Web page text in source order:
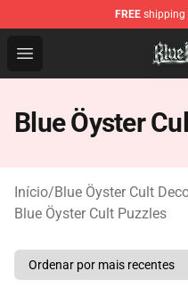
FREE shipping
Open menu
Blue Öyster Cult
Blue Öyster
Início/Blue Öyster Cult
Blue Öyster Cult Puzzles